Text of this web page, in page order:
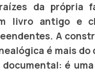
livro antigo e
A
é mais do
é